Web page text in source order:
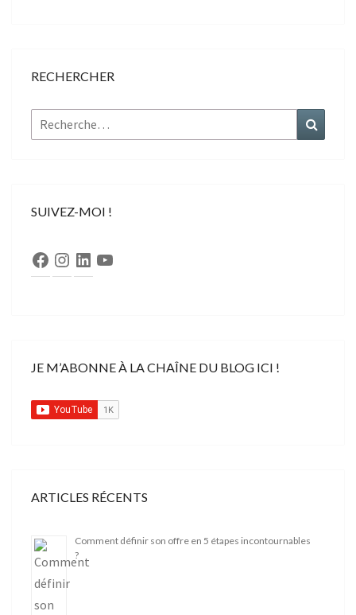
RECHERCHER
Rechercher :
SUIVEZ-MOI !
Facebook
Instagram
LinkedInYouTube
JE M’ABONNE À LA CHAÎNE DU BLOG ICI !
ARTICLES RÉCENTS
Comment définir son offre en 5 étapes incontournables
?